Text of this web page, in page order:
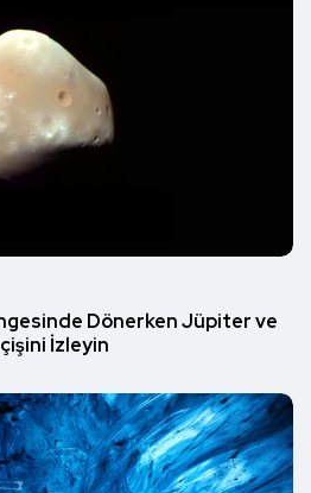
Dönerken Jüpiter ve
İzleyin